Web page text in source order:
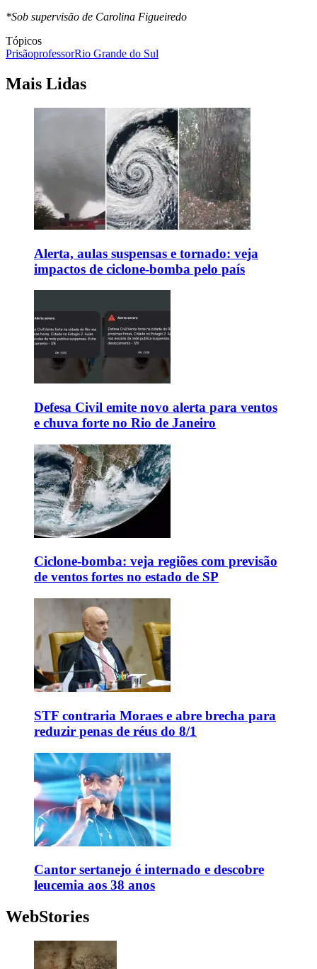
*Sob supervisão de Carolina Figueiredo
Tópicos
PrisãoprofessorRio Grande do Sul
Mais Lidas
Alerta, aulas suspensas e tornado: veja
impactos de ciclone-bomba pelo país
Defesa Civil emite novo alerta para ventos
e chuva forte no Rio de Janeiro
Ciclone-bomba: veja regiões com previsão
de ventos fortes no estado de SP
STF contraria Moraes e abre brecha para
reduzir penas de réus do 8/1
Cantor sertanejo é internado e descobre
leucemia aos 38 anos
WebStories